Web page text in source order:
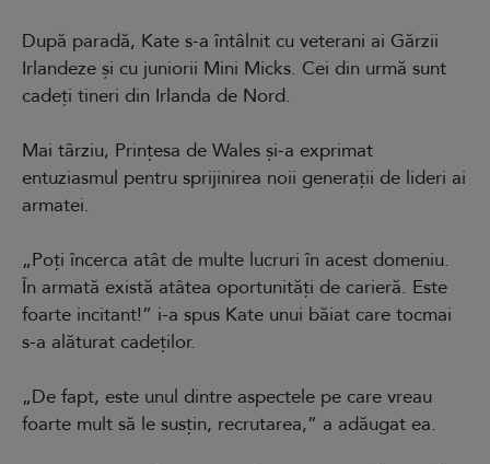
După paradă, Kate s-a întâlnit cu veterani ai Gărzii
Irlandeze și cu juniorii Mini Micks. Cei din urmă sunt
cadeți tineri din Irlanda de Nord.
Mai târziu, Prințesa de Wales și-a exprimat
entuziasmul pentru sprijinirea noii generații de lideri ai
armatei.
„Poți încerca atât de multe lucruri în acest domeniu.
În armată există atâtea oportunități de carieră. Este
foarte incitant!” i-a spus Kate unui băiat care tocmai
s-a alăturat cadeților.
„De fapt, este unul dintre aspectele pe care vreau
foarte mult să le susțin, recrutarea,” a adăugat ea.